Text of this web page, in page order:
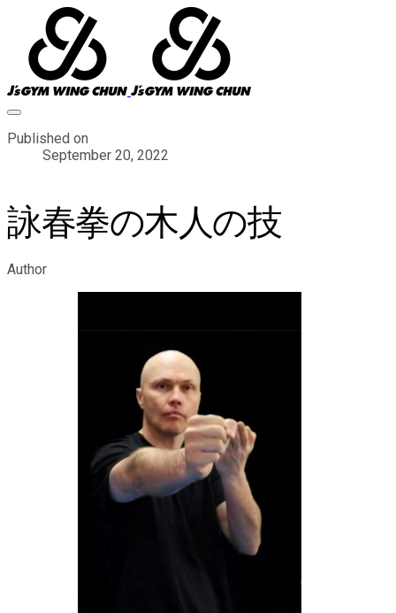
Published on
September 20, 2022
詠春拳の木人の技
Author